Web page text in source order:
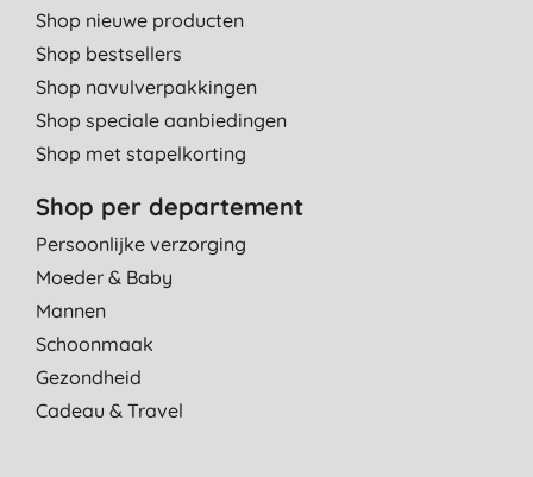
Shop nieuwe producten
Shop bestsellers
Shop navulverpakkingen
Shop speciale aanbiedingen
Shop met stapelkorting
Shop per departement
Persoonlijke verzorging
Moeder & Baby
Mannen
Schoonmaak
Gezondheid
Cadeau & Travel